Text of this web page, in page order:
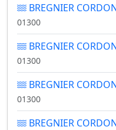
BREGNIER
01300
BREGNIER
01300
BREGNIER
01300
BREGNIER